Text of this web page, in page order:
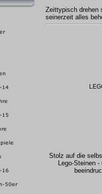
Zeittypisch drehen
seinerzeit alles
Stolz auf die
Lego-Steinen